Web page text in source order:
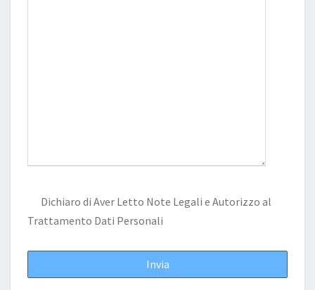
Dichiaro di Aver Letto Note Legali e Autorizzo al
Trattamento Dati Personali